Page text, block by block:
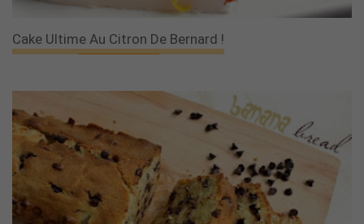
Cake Ultime Au Citron De Bernard !